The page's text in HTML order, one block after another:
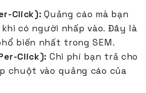
Click):Quảng cáo mà bạn
có người nhấp vào. Đây là
biến nhất trong SEM.
Click): Chi phí bạn trả cho
chuột vào quảng cáo của